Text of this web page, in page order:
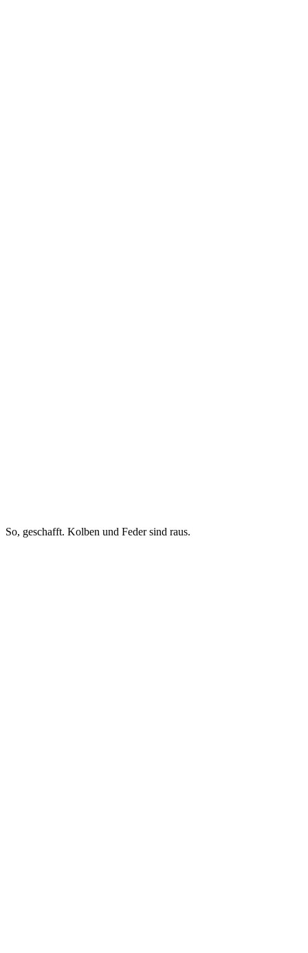
So, geschafft. Kolben und Feder sind raus.